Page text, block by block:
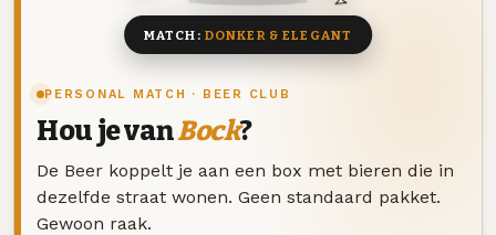
PERSONAL MATCH · BEER CLUB
Hou je vanBock?
De Beer koppelt je aan een box met bieren die in
dezelfde straat wonen. Geen standaard pakket.
Gewoon raak.
MATCH: DONKER & ELEGANT